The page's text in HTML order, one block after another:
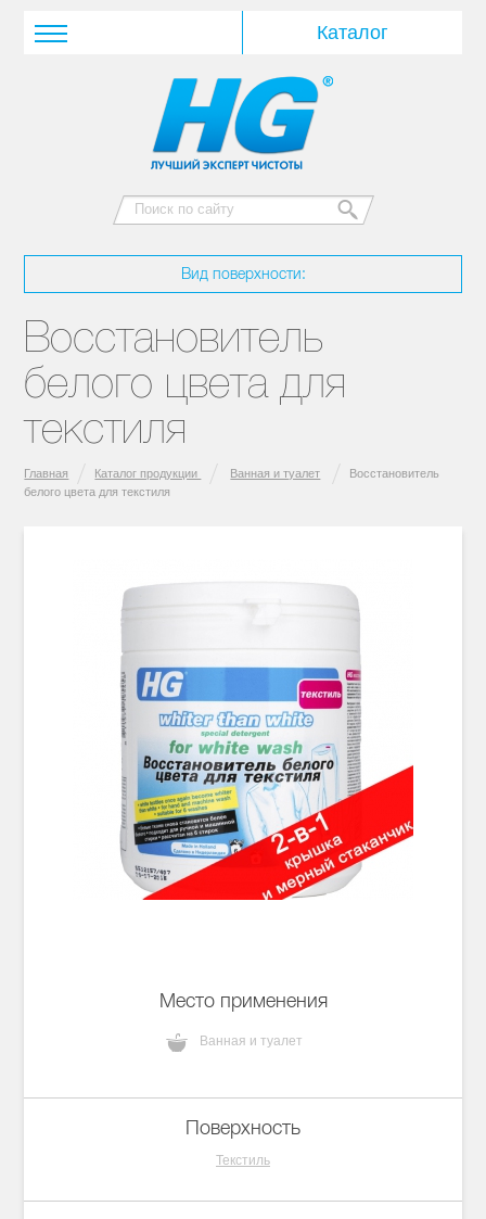
Вид поверхности:
Восстановитель
белого цвета для
текстиля
Главная Каталог продукции Ванная и туалет
Восстановитель
белого цвета для текстиля
Место применения
Ванная и туалет
Поверхность
Текстиль